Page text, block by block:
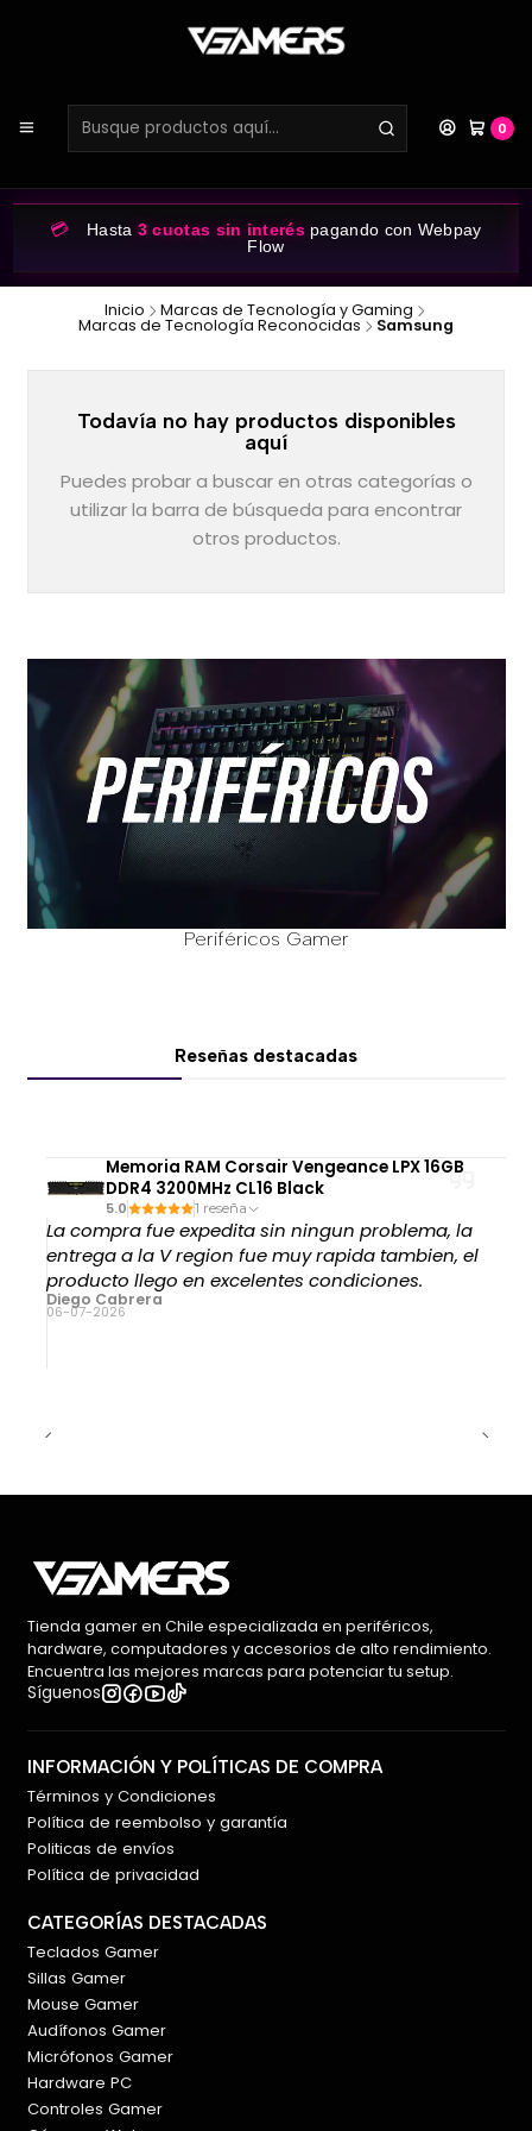
0
💳 Hasta 3 cuotas sin interéspagando con Webpay
Flow
Inicio Marcas de Tecnología y Gaming
Marcas de Tecnología Reconocidas Samsung
Todavía no hay productos disponibles
aquí
Puedes probar a buscar en otras categorías o
utilizar la barra de búsqueda para encontrar
otros productos.
Periféricos Gamer
Reseñas destacadas
Memoria RAM Corsair Vengeance LPX 16GB
DDR4 3200MHz CL16 Black
5.0 1 reseña
La compra fue expedita sin ningun problema, la
entrega a la V region fue muy rapida tambien, el
producto llego en excelentes condiciones.
Diego Cabrera
06-07-2026
Tienda gamer en Chile especializada en periféricos,
hardware, computadores y accesorios de alto rendimiento.
Encuentra las mejores marcas para potenciar tu setup.
Síguenos
INFORMACIÓN Y POLÍTICAS DE COMPRA
Términos y Condiciones
Política de reembolso y garantía
Politicas de envíos
Política de privacidad
CATEGORÍAS DESTACADAS
Teclados Gamer
Sillas Gamer
Mouse Gamer
Audífonos Gamer
Micrófonos Gamer
Hardware PC
Controles Gamer